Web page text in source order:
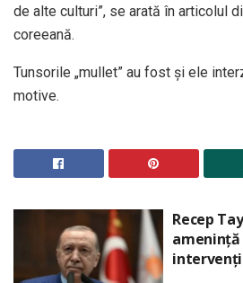
de alte culturi”, se arată în articolul
coreeană.
Tunsorile „mullet” au fost şi ele
motive.
Recep
amenință